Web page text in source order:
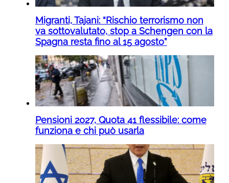
Migranti, Tajani: “Rischio terrorismo non
va sottovalutato, stop a Schengen con la
Spagna resta fino al 15 agosto”
Pensioni 2027, Quota 41 flessibile: come
funziona e chi può usarla